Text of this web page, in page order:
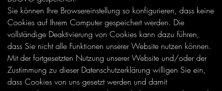
Sie können Ihre Browsereinstellung so konfigurieren, dass keine
Cookies auf Ihrem Computer gespeichert werden. Die
vollständige Deaktivierung von Cookies kann dazu führen,
dass Sie nicht alle Funktionen unserer Website nutzen können.
Mit der fortgesetzten Nutzung unserer Website und/oder der
Zustimmung zu dieser Datenschutzerklärung willigen Sie ein,
dass Cookies von uns gesetzt werden und damit